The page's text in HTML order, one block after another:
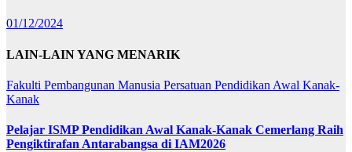
01/12/2024
LAIN-LAIN YANG MENARIK
Fakulti Pembangunan Manusia Persatuan Pendidikan Awal Kanak-
Kanak
Pelajar ISMP Pendidikan Awal Kanak-Kanak Cemerlang Raih
Pengiktirafan Antarabangsa di IAM2026